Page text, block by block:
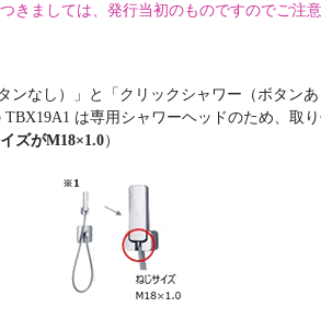
きましては、発行当初のものですのでご注意
ンなし）」と「クリックシャワー（ボタン
は専用シャワーヘッドのため、取り
ズがM18×1.0）